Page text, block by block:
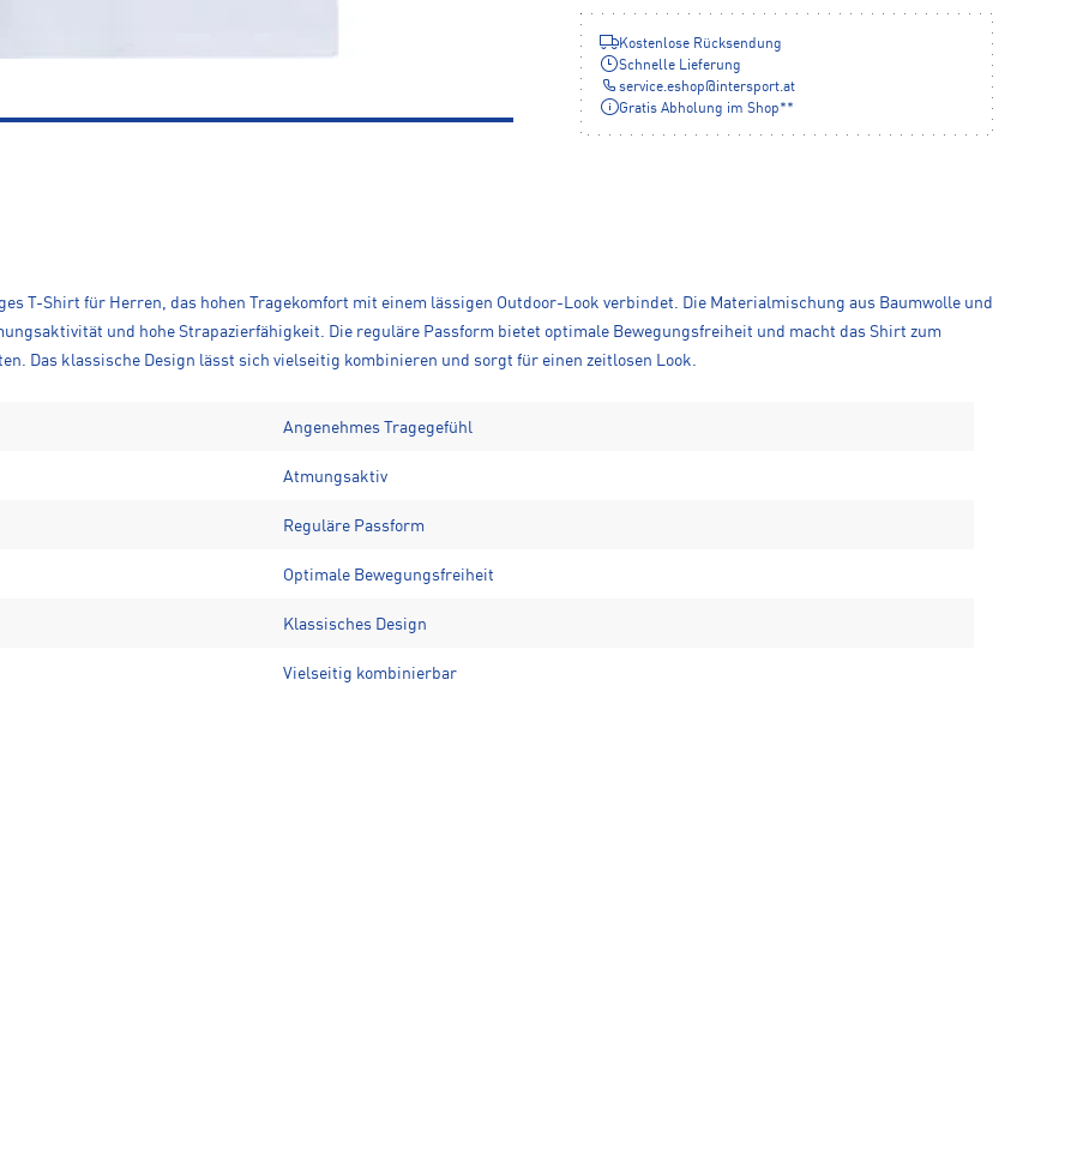
Kostenlose Rücksendung
Schnelle Lieferung
service.eshop@intersport.at
Gratis Abholung im Shop**
T-Shirt für Herren, das hohen Tragekomfort mit einem lässigen Outdoor-Look verbindet. Die Materialmischung aus Baumwolle und
und hohe Strapazierfähigkeit. Die reguläre Passform bietet optimale Bewegungsfreiheit und macht das Shirt zum
Das klassische Design lässt sich vielseitig kombinieren und sorgt für einen zeitlosen Look.
Angenehmes Tragegefühl
Atmungsaktiv
Reguläre Passform
Optimale Bewegungsfreiheit
Klassisches Design
Vielseitig kombinierbar